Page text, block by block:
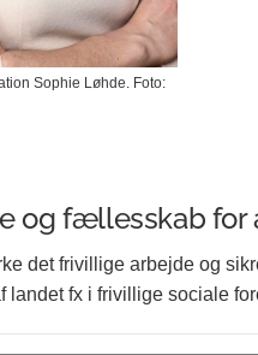
Sophie Løhde. Foto:
og fællesskab for
det frivillige arbejde og
fx i frivillige sociale